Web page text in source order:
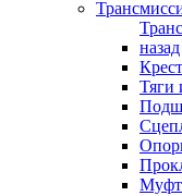
назад
Тяги